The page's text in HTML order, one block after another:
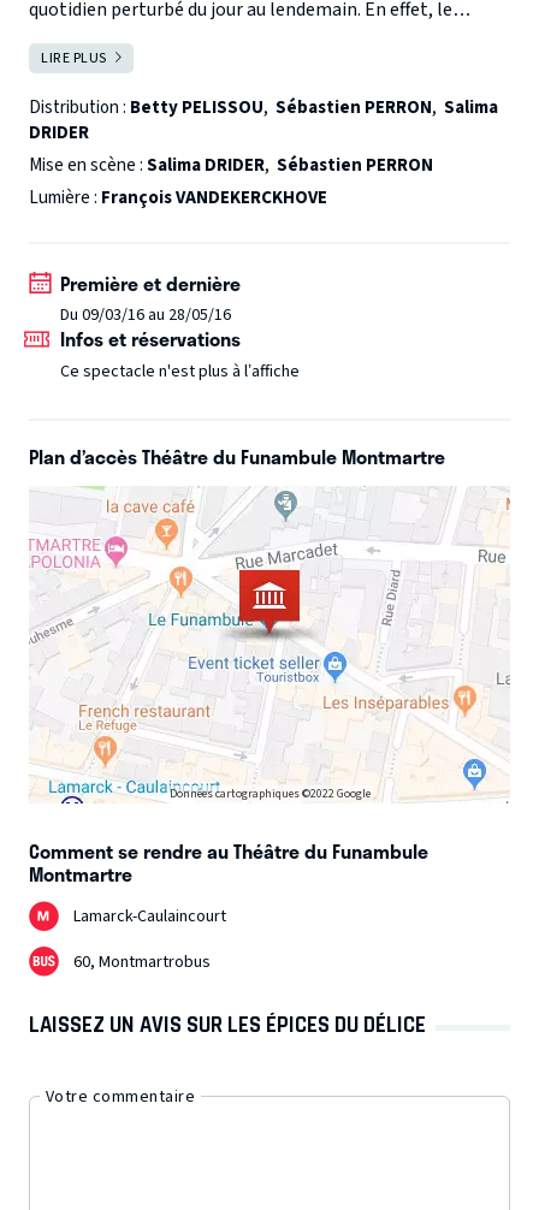
quotidien perturbé du jour au lendemain. En effet, le
couscous de l'emblématique Mère Fatma perd
mystérieusement son goût mythique. Ce qui désempare le
quartier tout entier! Pour retrouver la saveur de son plat
fétiche, elle va devoir traverser de nouvelles aventures,
affronter de nouveaux personnages et faire face à ses peurs
les plus profondes...
LIRE PLUS
Distribution : Betty PELISSOU, Sébastien PERRON, Salima
DRIDER
Mise en scène :Salima DRIDER, Sébastien PERRON
Lumière : François VANDEKERCKHOVE
Première et dernière
Du 09/03/16 au 28/05/16
Infos et réservations
Ce spectacle n'est plus à l’affiche
Plan d’accès Théâtre du Funambule Montmartre
Données cartographiques ©2022 Google
Comment se rendre au Théâtre du Funambule
Montmartre
Lamarck-Caulaincourt
60, Montmartrobus
LAISSEZ UN AVIS SUR LES ÉPICES DU DÉLICE
Votre commentaire